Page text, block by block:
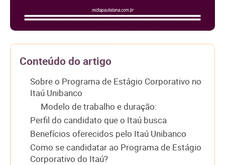
Conteúdo do artigo
Sobre o Programa de Estágio Corporativo no
Itaú Unibanco
Modelo de trabalho e duração:
Perfil do candidato que o Itaú busca
Benefícios oferecidos pelo Itaú Unibanco
Como se candidatar ao Programa de Estágio
Corporativo do Itaú?